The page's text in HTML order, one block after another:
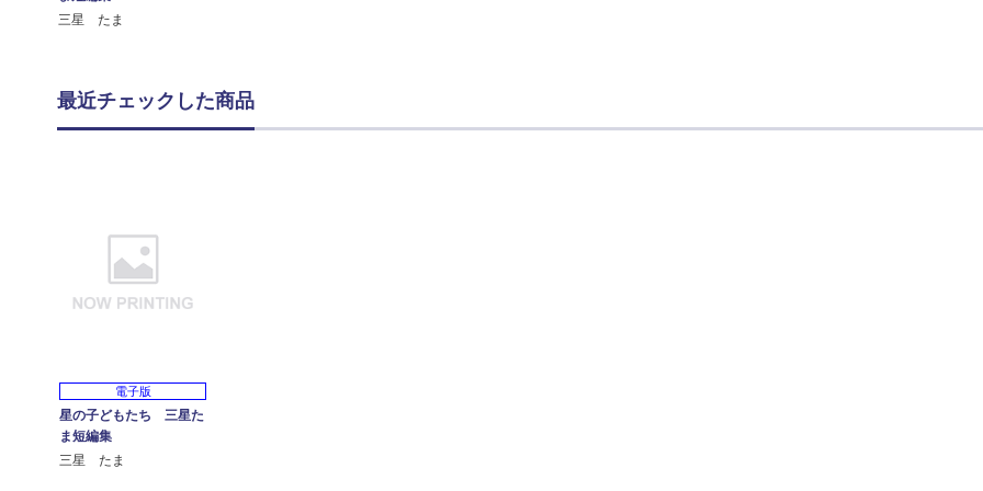
三星 たま
最近チェックした商品
電子版
星の子どもたち 三星た
ま短編集
三星 たま